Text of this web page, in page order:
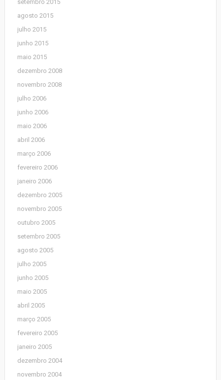
setembro 2015
agosto 2015
julho 2015
junho 2015
maio 2015
dezembro 2008
novembro 2008
julho 2006
junho 2006
maio 2006
abril 2006
março 2006
fevereiro 2006
janeiro 2006
dezembro 2005
novembro 2005
outubro 2005
setembro 2005
agosto 2005
julho 2005
junho 2005
maio 2005
abril 2005
março 2005
fevereiro 2005
janeiro 2005
dezembro 2004
novembro 2004